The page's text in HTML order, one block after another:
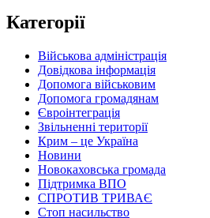
Категорії
Військова адміністрація
Довідкова інформація
Допомога військовим
Допомога громадянам
Євроінтеграція
Звільненні території
Крим – це Україна
Новини
Новокаховська громада
Підтримка ВПО
СПРОТИВ ТРИВАЄ
Стоп насильство